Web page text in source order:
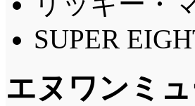
SUPER
エヌワンミ